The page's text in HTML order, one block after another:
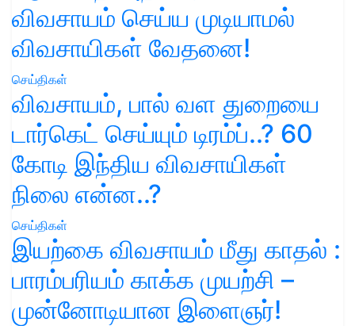
விவசாயம் செய்ய முடியாமல்
விவசாயிகள் வேதனை!
செய்திகள்
விவசாயம், பால் வள துறையை
டார்கெட் செய்யும் டிரம்ப்..? 60
கோடி இந்திய விவசாயிகள்
நிலை என்ன..?
செய்திகள்
இயற்கை விவசாயம் மீது காதல் :
பாரம்பரியம் காக்க முயற்சி –
முன்னோடியான இளைஞர்!